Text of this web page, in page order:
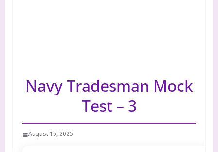
Navy Tradesman Mock
Test – 3
August 16, 2025